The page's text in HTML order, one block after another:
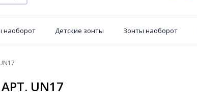
наоборот Детские зонты Зонты наоборот
UN17